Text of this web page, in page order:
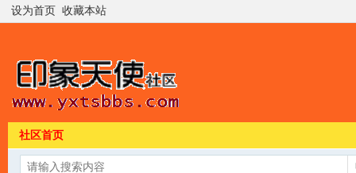
设为首页 收藏本站
社区首页